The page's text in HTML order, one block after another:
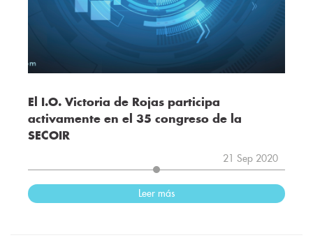
El I.O. Victoria de Rojas participa
activamente en el 35 congreso de la
SECOIR
21 Sep 2020
Leer más